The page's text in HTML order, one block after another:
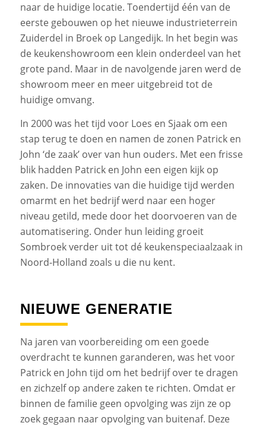
naar de huidige locatie. Toendertijd één van de
eerste gebouwen op het nieuwe industrieterrein
Zuiderdel in Broek op Langedijk. In het begin was
de keukenshowroom een klein onderdeel van het
grote pand. Maar in de navolgende jaren werd de
showroom meer en meer uitgebreid tot de
huidige omvang.
In 2000 was het tijd voor Loes en Sjaak om een
stap terug te doen en namen de zonen Patrick en
John ‘de zaak’ over van hun ouders. Met een frisse
blik hadden Patrick en John een eigen kijk op
zaken. De innovaties van die huidige tijd werden
omarmt en het bedrijf werd naar een hoger
niveau getild, mede door het doorvoeren van de
automatisering. Onder hun leiding groeit
Sombroek verder uit tot dé keukenspeciaalzaak in
Noord-Holland zoals u die nu kent.
NIEUWE GENERATIE
Na jaren van voorbereiding om een goede
overdracht te kunnen garanderen, was het voor
Patrick en John tijd om het bedrijf over te dragen
en zichzelf op andere zaken te richten. Omdat er
binnen de familie geen opvolging was zijn ze op
zoek gegaan naar opvolging van buitenaf. Deze